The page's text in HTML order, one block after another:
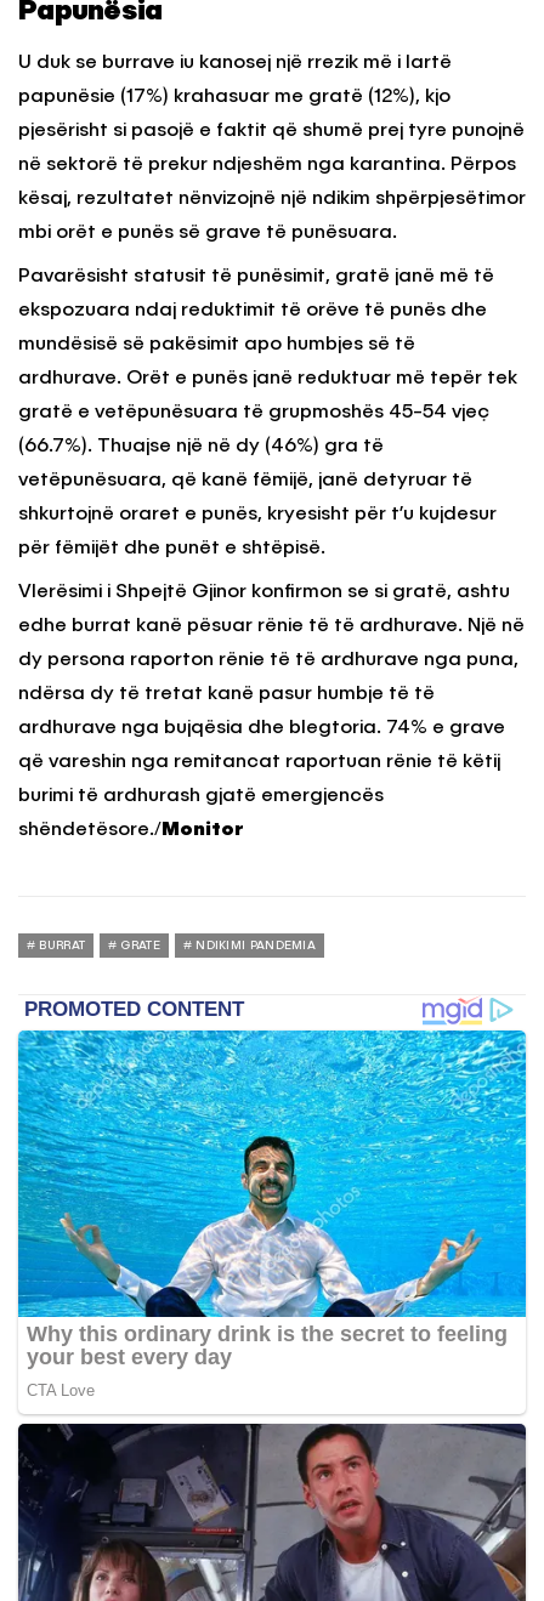
Papunësia
U duk se burrave iu kanosej një rrezik më i lartë
papunësie (17%) krahasuar me gratë (12%), kjo
pjesërisht si pasojë e faktit që shumë prej tyre punojnë
në sektorë të prekur ndjeshëm nga karantina. Përpos
kësaj, rezultatet nënvizojnë një ndikim shpërpjesëtimor
mbi orët e punës së grave të punësuara.
Pavarësisht statusit të punësimit, gratë janë më të
ekspozuara ndaj reduktimit të orëve të punës dhe
mundësisë së pakësimit apo humbjes së të
ardhurave. Orët e punës janë reduktuar më tepër tek
gratë e vetëpunësuara të grupmoshës 45-54 vjeç
(66.7%). Thuajse një në dy (46%) gra të
vetëpunësuara, që kanë fëmijë, janë detyruar të
shkurtojnë oraret e punës, kryesisht për t’u kujdesur
për fëmijët dhe punët e shtëpisë.
Vlerësimi i Shpejtë Gjinor konfirmon se si gratë, ashtu
edhe burrat kanë pësuar rënie të të ardhurave. Një në
dy persona raporton rënie të të ardhurave nga puna,
ndërsa dy të tretat kanë pasur humbje të të
ardhurave nga bujqësia dhe blegtoria. 74% e grave
që vareshin nga remitancat raportuan rënie të këtij
burimi të ardhurash gjatë emergjencës
shëndetësore./ Monitor
BURRAT GRATE NDIKIMI PANDEMIA